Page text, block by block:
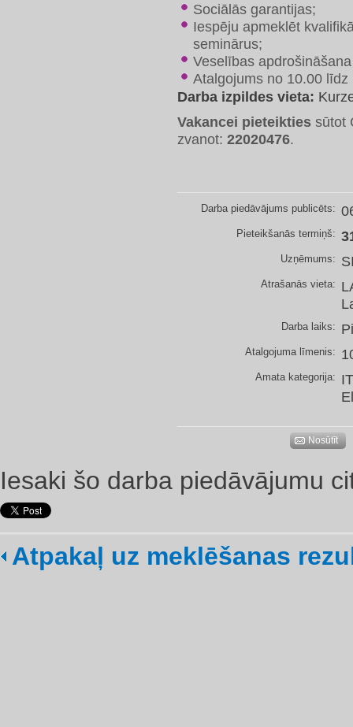
Sociālās garantijas;
Iespēju apmeklēt
seminārus;
Veselības
Atalgojums no 10.00 līdz
Darba izpildes vieta:
Vakancei pieteikties sūtot
zvanot: 22020476.
Darba piedāvājums publicēts:
Pieteikšanās termiņš:
Uzņēmums:
Atrašanās vieta:
Darba laiks:
Atalgojuma līmenis:
Amata kategorija:
Nosūtīt
Iesaki šo darba piedāvājumu
Atpakaļ uz meklēšanas